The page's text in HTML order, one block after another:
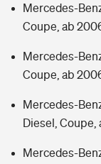
Mercedes-
Coupe, ab
Mercedes-
Coupe, ab
Mercedes-
Diesel, Coupe,
Mercedes-